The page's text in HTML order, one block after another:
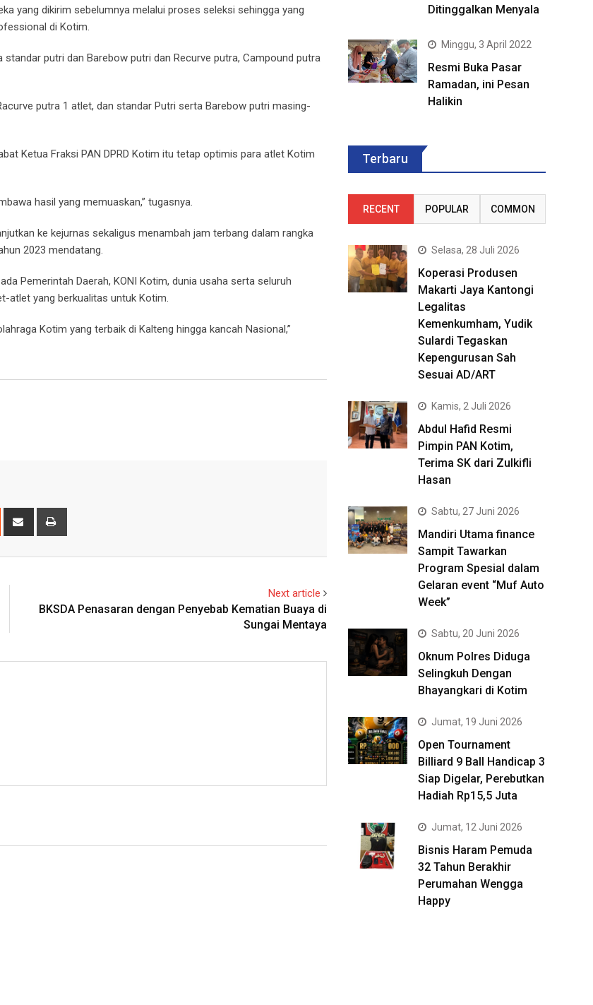
yang dikirim sebelumnya melalui proses seleksi sehingga yang
di Kotim.
putri dan Barebow putri dan Recurve putra, Campound putra
putra 1 atlet, dan standar Putri serta Barebow putri masing-
Ketua Fraksi PAN DPRD Kotim itu tetap optimis para atlet Kotim
hasil yang memuaskan,” tugasnya.
ke kejurnas sekaligus menambah jam terbang dalam rangka
2023 mendatang.
Pemerintah Daerah, KONI Kotim, dunia usaha serta seluruh
atlet yang berkualitas untuk Kotim.
Kotim yang terbaik di Kalteng hingga kancah Nasional,”
Reddit
Share
Next article
BKSDA Penasaran dengan Penyebab Kematian Buaya di
Sungai Mentaya
Ditinggalkan Menyala
Minggu, 3 April 2022
Resmi Buka Pasar
Ramadan, ini Pesan
Halikin
Terbaru
RECENT POPULAR COMMON
Selasa, 28 Juli 2026
Koperasi Produsen
Makarti Jaya Kantongi
Legalitas
Kemenkumham, Yudik
Sulardi Tegaskan
Kepengurusan Sah
Sesuai AD/ART
Kamis, 2 Juli 2026
Abdul Hafid Resmi
Pimpin PAN Kotim,
Terima SK dari Zulkifli
Hasan
Sabtu, 27 Juni 2026
Mandiri Utama finance
Sampit Tawarkan
Program Spesial dalam
Gelaran event “Muf Auto
Week”
Sabtu, 20 Juni 2026
Oknum Polres Diduga
Selingkuh Dengan
Bhayangkari di Kotim
Jumat, 19 Juni 2026
Open Tournament
Billiard 9 Ball Handicap 3
Siap Digelar, Perebutkan
Hadiah Rp15,5 Juta
Jumat, 12 Juni 2026
Bisnis Haram Pemuda
32 Tahun Berakhir
Perumahan Wengga
Happy